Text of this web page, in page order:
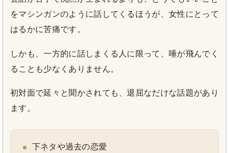
をマシンガンのように話してくるほうが、女性にとって
はるかに苦痛です。
しかも、一方的に話しまくる人に限って、唾が飛んでく
ることも少なくありません。
初対面で延々と聞かされても、退屈なだけな話題があり
ます。
下ネタや過去の恋愛